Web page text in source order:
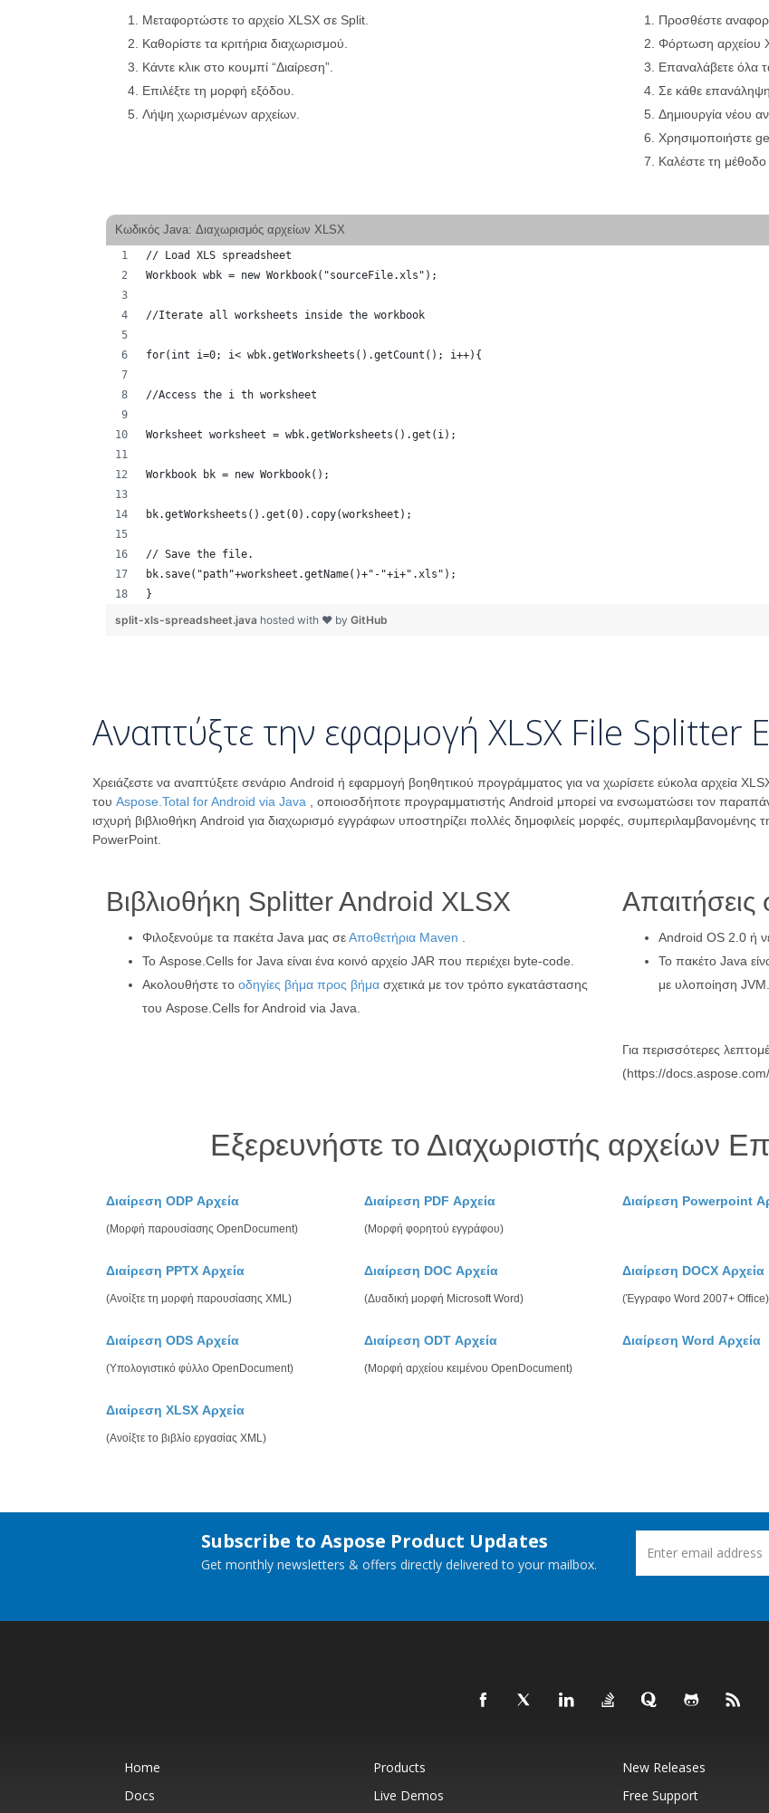
Μεταφορτώστε το αρχείο XLSX σε Split.
Καθορίστε τα κριτήρια διαχωρισμού.
Κάντε κλικ στο κουμπί “Διαίρεση”.
Επιλέξτε τη μορφή εξόδου.
Λήψη χωρισμένων αρχείων.
Προσθέστε
Φόρτωση αρχείου
Επαναλάβετε όλα
Σε κάθε
Δημιουργία νέου
Χρησιμοποιήστε
Καλέστε τη
Κωδικός Java: Διαχωρισμός αρχείων XLSX
// Load XLS spreadsheet
Workbook wbk = new Workbook("sourceFile.xls");
//Iterate all worksheets inside the workbook
for(int i=0; i< wbk.getWorksheets().getCount(); i++){
//Access the i th worksheet
Worksheet worksheet = wbk.getWorksheets().get(i);
Workbook bk = new Workbook();
bk.getWorksheets().get(0).copy(worksheet);
// Save the file.
bk.save("path"+worksheet.getName()+"-"+i+".xls");
}
split-xls-spreadsheet.java hosted with ❤ by GitHub
Αναπτύξτε την εφαρμογή XLSX File
Χρειάζεστε να αναπτύξετε σενάριο Android ή εφαρμογή βοηθητικού προγράμματος για να χωρίσετε εύκολα αρχεία
του Aspose.Total for Android via Java , οποιοσδήποτε προγραμματιστής Android μπορεί να ενσωματώσει τον
ισχυρή βιβλιοθήκη Android για διαχωρισμό εγγράφων υποστηρίζει πολλές δημοφιλείς μορφές,
PowerPoint.
Βιβλιοθήκη Splitter Android XLSX
Φιλοξενούμε τα πακέτα Java μας σεΑποθετήρια Maven
Το Aspose.Cells for Java είναι ένα κοινό αρχείο JAR που περιέχει byte-code.
Ακολουθήστε το οδηγίες βήμα προς βήμα σχετικά με τον τρόπο εγκατάστασης
του Aspose.Cells for Android via Java.
Android OS 2.0 ή
Το πακέτο Java
με υλοποίηση JVM.
Για περισσότερες
(https://
Εξερευνήστε το Διαχωριστής αρχείων
Διαίρεση ODP Αρχεία
(Μορφή παρουσίασης OpenDocument)
Διαίρεση PDF Αρχεία
(Μορφή φορητού εγγράφου)
Διαίρεση Powerpoint
Διαίρεση PPTX Αρχεία
(Ανοίξτε τη μορφή παρουσίασης XML)
Διαίρεση DOC Αρχεία
(Δυαδική μορφή Microsoft Word)
Διαίρεση DOCX Αρχεία
(Έγγραφο Word 2007+ Office)
Διαίρεση ODS Αρχεία
(Υπολογιστικό φύλλο OpenDocument)
Διαίρεση ODT Αρχεία
(Μορφή αρχείου κειμένου OpenDocument)
Διαίρεση Word Αρχεία
Διαίρεση XLSX Αρχεία
(Ανοίξτε το βιβλίο εργασίας XML)
Subscribe to Aspose Product Updates
Get monthly newsletters & offers directly delivered to your mailbox.
Home Products New Releases
Docs
Live Demos Free Support